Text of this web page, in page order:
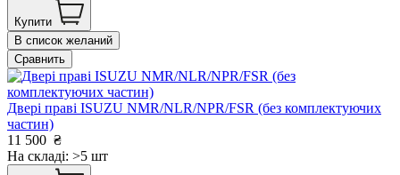
Купити
В список желаний
Сравнить
Двері праві ISUZU NMR/NLR/NPR/FSR (без комплектуючих
частин)
11 500 ₴
На складі: >5 шт